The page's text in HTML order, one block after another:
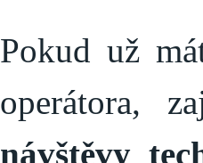
Pokud už
operátora,
návštěvy